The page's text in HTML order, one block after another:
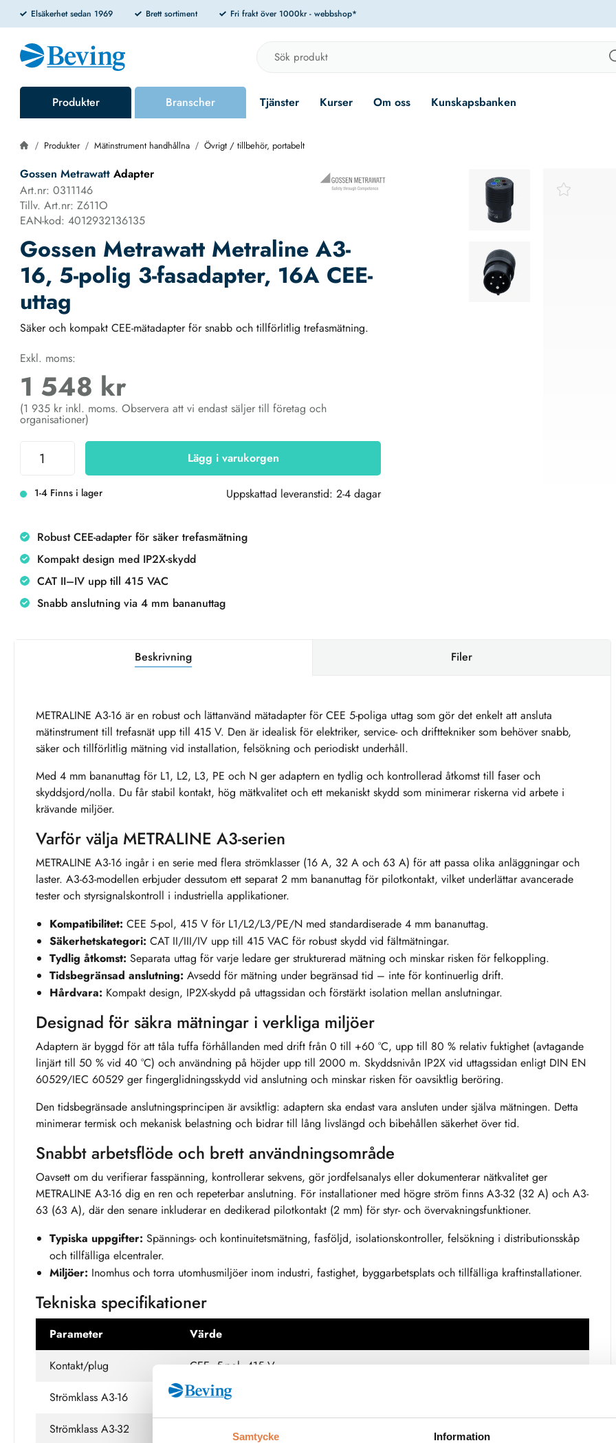
Samtycke Information
Elsäkerhet sedan 1969 Brett sortiment Fri frakt över 1000kr - webbshop*
Produkter Branscher Tjänster Kurser Om oss Kunskapsbanken
Produkter Mätinstrument handhållna Övrigt / tillbehör, portabelt
Gossen Metrawatt Adapter
Art.nr: 0311146
Tillv. Art.nr: Z611O
EAN-kod: 4012932136135
Gossen Metrawatt Metraline A3-
16, 5-polig 3-fasadapter, 16A CEE-
uttag
Säker och kompakt CEE-mätadapter för snabb och tillförlitlig trefasmätning.
Exkl. moms:
1 548 kr
(1 935 kr inkl. moms. Observera att vi endast säljer till företag och
organisationer)
Lägg i varukorgen
1-4 Finns i lager Uppskattad leveranstid: 2-4 dagar
Robust CEE-adapter för säker trefasmätning
Kompakt design med IP2X-skydd
CAT II–IV upp till 415 VAC
Snabb anslutning via 4 mm bananuttag
Beskrivning Filer
METRALINE A3-16 är en robust och lättanvänd mätadapter för CEE 5-poliga uttag som gör det enkelt att ansluta
mätinstrument till trefasnät upp till 415 V. Den är idealisk för elektriker, service- och drifttekniker som behöver snabb,
säker och tillförlitlig mätning vid installation, felsökning och periodiskt underhåll.
Med 4 mm bananuttag för L1, L2, L3, PE och N ger adaptern en tydlig och kontrollerad åtkomst till faser och
skyddsjord/nolla. Du får stabil kontakt, hög mätkvalitet och ett mekaniskt skydd som minimerar riskerna vid arbete i
krävande miljöer.
Varför välja METRALINE A3-serien
METRALINE A3-16 ingår i en serie med flera strömklasser (16 A, 32 A och 63 A) för att passa olika anläggningar och
laster. A3-63-modellen erbjuder dessutom ett separat 2 mm bananuttag för pilotkontakt, vilket underlättar avancerade
tester och styrsignalskontroll i industriella applikationer.
Kompatibilitet: CEE 5-pol, 415 V för L1/L2/L3/PE/N med standardiserade 4 mm bananuttag.
Säkerhetskategori: CAT II/III/IV upp till 415 VAC för robust skydd vid fältmätningar.
Tydlig åtkomst: Separata uttag för varje ledare ger strukturerad mätning och minskar risken för felkoppling.
Tidsbegränsad anslutning: Avsedd för mätning under begränsad tid – inte för kontinuerlig drift.
Hårdvara: Kompakt design, IP2X-skydd på uttagssidan och förstärkt isolation mellan anslutningar.
Designad för säkra mätningar i verkliga miljöer
Adaptern är byggd för att tåla tuffa förhållanden med drift från 0 till +60 °C, upp till 80 % relativ fuktighet (avtagande
linjärt till 50 % vid 40 °C) och användning på höjder upp till 2000 m. Skyddsnivån IP2X vid uttagssidan enligt DIN EN
60529/IEC 60529 ger fingerglidningsskydd vid anslutning och minskar risken för oavsiktlig beröring.
Den tidsbegränsade anslutningsprincipen är avsiktlig: adaptern ska endast vara ansluten under själva mätningen. Detta
minimerar termisk och mekanisk belastning och bidrar till lång livslängd och bibehållen säkerhet över tid.
Snabbt arbetsflöde och brett användningsområde
Oavsett om du verifierar fasspänning, kontrollerar sekvens, gör jordfelsanalys eller dokumenterar nätkvalitet ger
METRALINE A3-16 dig en ren och repeterbar anslutning. För installationer med högre ström finns A3-32 (32 A) och A3-
63 (63 A), där den senare inkluderar en dedikerad pilotkontakt (2 mm) för styr- och övervakningsfunktioner.
Typiska uppgifter: Spännings- och kontinuitetsmätning, fasföljd, isolationskontroller, felsökning i distributionsskåp
och tillfälliga elcentraler.
Miljöer: Inomhus och torra utomhusmiljöer inom industri, fastighet, byggarbetsplats och tillfälliga kraftinstallationer.
Tekniska specifikationer
Parameter
Värde
Kontakt/plug
CEE, 5-pol, 415 V
Strömklass A3-16
16 A
Strömklass A3-32